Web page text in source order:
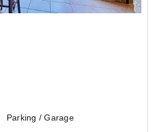
Parking / Garage